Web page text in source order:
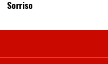
Sorriso